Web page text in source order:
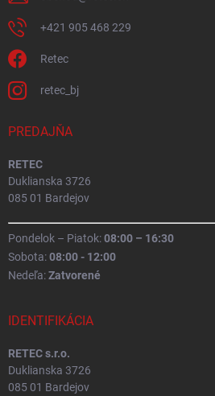
+421 905 468 229
Retec
retec_bj
PREDAJŇA
RETEC
Duklianska 3726
085 01 Bardejov
Pondelok – Piatok:08:00 – 16:30
Sobota:08:00 - 12:00
Nedeľa:Zatvorené
IDENTIFIKÁCIA
RETEC s.r.o.
Duklianska 3726
085 01 Bardejov